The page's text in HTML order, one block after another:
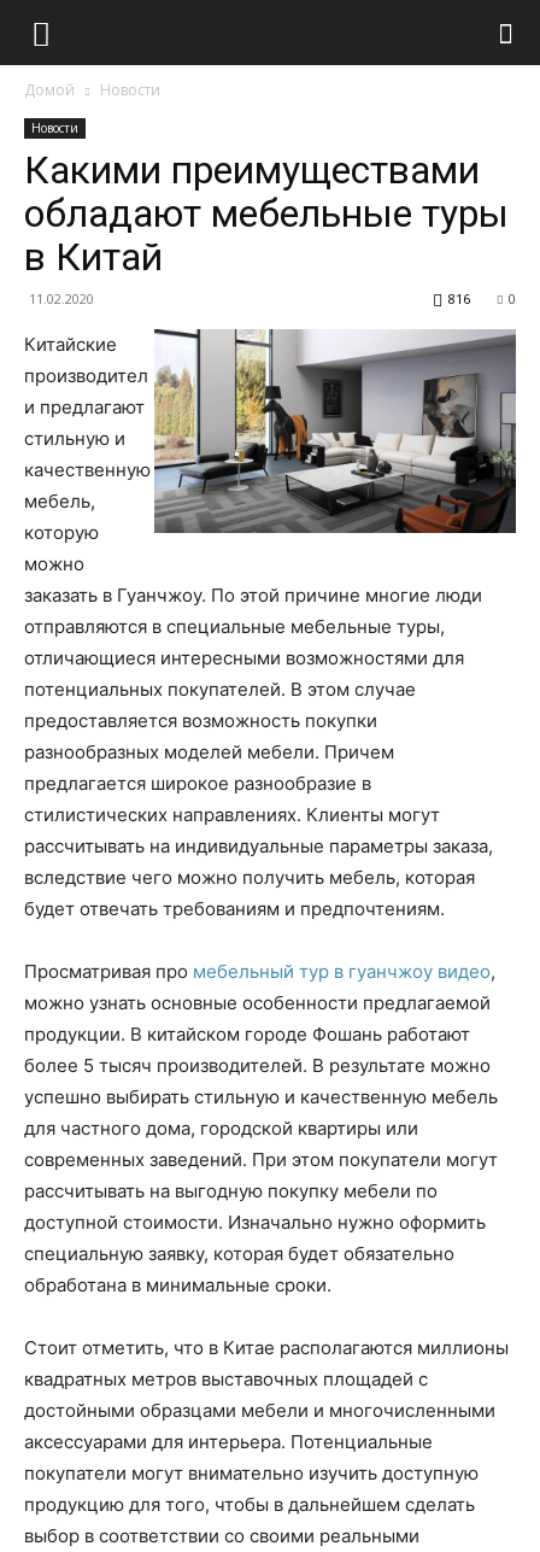
Домой Новости
Новости
Какими преимуществами
обладают мебельные туры
в Китай
11.02.2020 0
816
Китайские
производител
и предлагают
стильную и
качественную
мебель,
которую
можно
заказать в Гуанчжоу. По этой причине многие люди
отправляются в специальные мебельные туры,
отличающиеся интересными возможностями для
потенциальных покупателей. В этом случае
предоставляется возможность покупки
разнообразных моделей мебели. Причем
предлагается широкое разнообразие в
стилистических направлениях. Клиенты могут
рассчитывать на индивидуальные параметры заказа,
вследствие чего можно получить мебель, которая
будет отвечать требованиям и предпочтениям.
Просматривая про мебельный тур в гуанчжоу видео,
можно узнать основные особенности предлагаемой
продукции. В китайском городе Фошань работают
более 5 тысяч производителей. В результате можно
успешно выбирать стильную и качественную мебель
для частного дома, городской квартиры или
современных заведений. При этом покупатели могут
рассчитывать на выгодную покупку мебели по
доступной стоимости. Изначально нужно оформить
специальную заявку, которая будет обязательно
обработана в минимальные сроки.
Стоит отметить, что в Китае располагаются миллионы
квадратных метров выставочных площадей с
достойными образцами мебели и многочисленными
аксессуарами для интерьера. Потенциальные
покупатели могут внимательно изучить доступную
продукцию для того, чтобы в дальнейшем сделать
выбор в соответствии со своими реальными